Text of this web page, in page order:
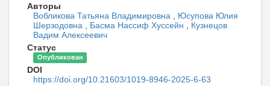
Авторы
Вобликова Татьяна Владимировна
Юсупова Юлия
Шерзодовна
Басма Нассиф Хуссейн
Кузнецов
Вадим Алексеевич
Статус
Опубликован
DOI
https://doi.org/10.21603/1019-8946-2025-6-63